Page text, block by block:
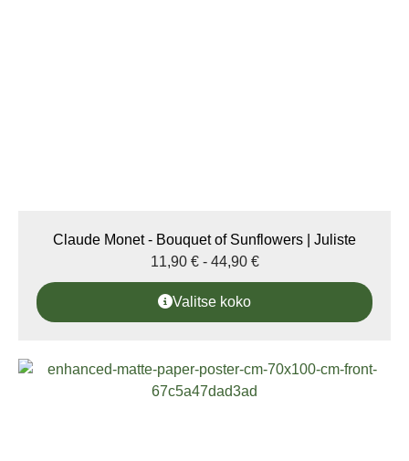
Claude Monet - Bouquet of Sunflowers | Juliste
11,90 € - 44,90 €
Valitse koko